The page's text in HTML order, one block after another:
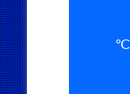
℃